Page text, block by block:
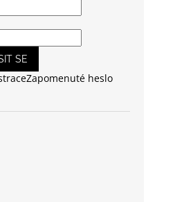
SE
Zapomenuté heslo